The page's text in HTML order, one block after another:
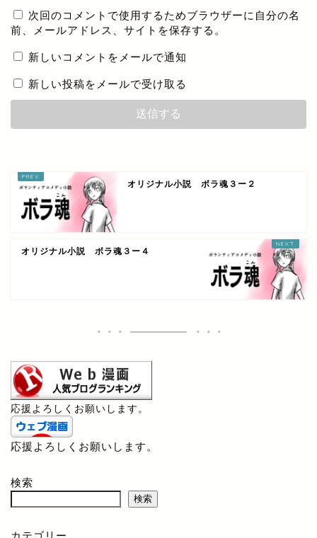
次回のコメントで使用するためブラウザーに自分の名
前、メールアドレス、サイトを保存する。
新しいコメントをメールで通知
新しい投稿をメールで受け取る
オリジナル小説 ボラ魂３ー２
オリジナル小説 ボラ魂３ー４
応援よろしくお願いします。
応援よろしくお願いします。
検索
検索
カテゴリー